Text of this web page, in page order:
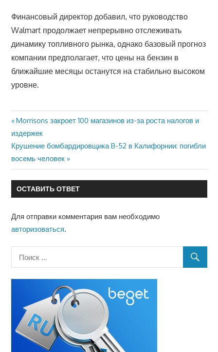
Финансовый директор добавил, что руководство
Walmart продолжает непрерывно отслеживать
динамику топливного рынка, однако базовый прогноз
компании предполагает, что цены на бензин в
ближайшие месяцы останутся на стабильно высоком
уровне.
Навигация
по
записям
Предыдущая
запись:
Morrisons закроет 100 магазинов из-за роста налогов и
издержек
Следующая
запись:
Крушение бомбардировщика B-52 в Калифорнии: погибли
восемь человек
ОСТАВИТЬ ОТВЕТ
Для отправки комментария вам необходимо
авторизоваться.